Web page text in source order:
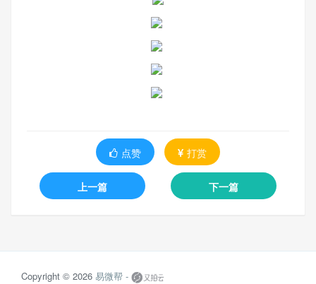
点赞 打赏
上一篇 下一篇
Copyright © 2026 易微帮 -